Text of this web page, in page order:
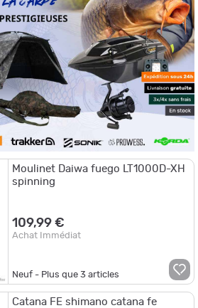
Moulinet Daiwa fuego LT1000D-XH
spinning
109,99 €
Achat Immédiat
Neuf - Plus que3 articles
Catana FE shimano catana fe